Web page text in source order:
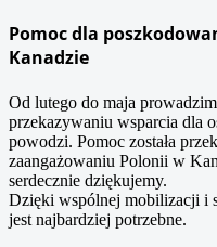
Pomoc dla
Kanadzie
Od lutego do maja
przekazywaniu wsparcia dla
powodzi. Pomoc została
zaangażowaniu Polonii w
serdecznie dziękujemy.
Dzięki wspólnej mobilizacji i
jest najbardziej potrzebne.